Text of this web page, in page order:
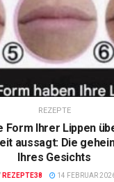
REZEPTE
Form Ihrer Lippen
aussagt: Die
Ihres Gesichts
REZEPTE38 14 FEBRUAR